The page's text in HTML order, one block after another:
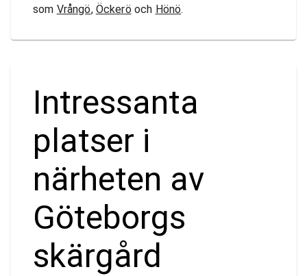
som Vrångö, Öckerö och Hönö.
Intressanta
platser i
närheten av
Göteborgs
skärgård